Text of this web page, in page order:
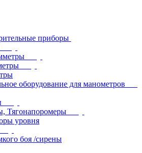
приборы
оборудование для манометров
Тягонапоромеры
уровня
боя /сирены